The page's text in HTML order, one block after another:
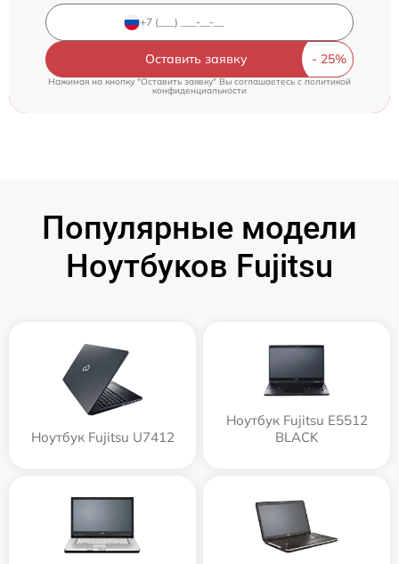
Оставить заявку
Нажимая на кнопку "Оставить заявку" Вы соглашаетесь cполитикой
конфиденциальности
Популярные модели
Ноутбуков Fujitsu
Ноутбук Fujitsu U7412
Ноутбук Fujitsu E5512
BLACK